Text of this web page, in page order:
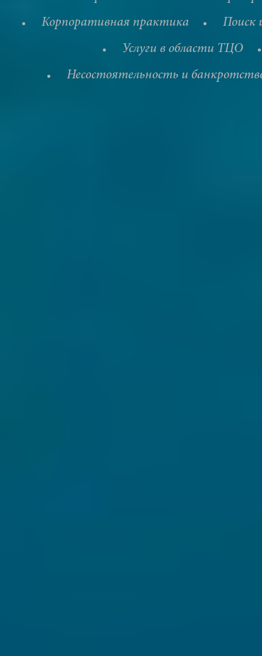
Корпоративная практика Поиск
Услуги в области ТЦО
Несостоятельность и